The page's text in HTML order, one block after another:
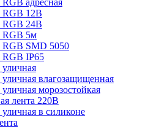
адресная
RGB 12В
RGB 24В
RGB 5м
RGB SMD 5050
RGB IP65
влагозащищенная
морозостойкая
лента 220В
в силиконе